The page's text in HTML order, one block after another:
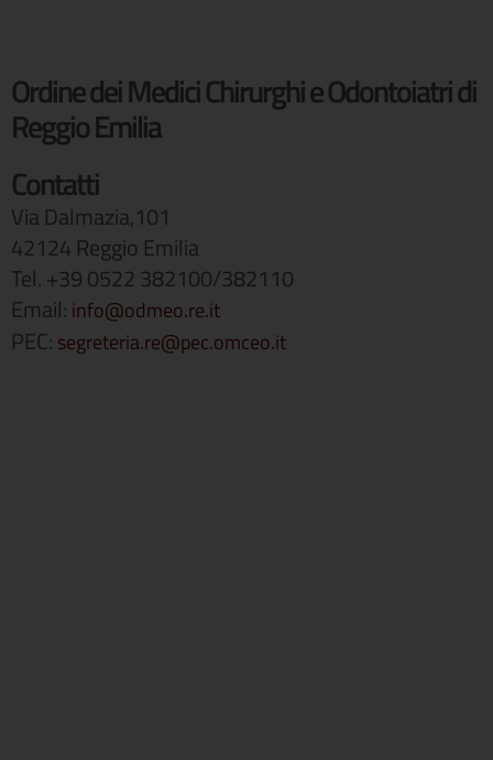
Ordine dei Medici Chirurghi e Odontoiatri di
Reggio Emilia
Contatti
Via Dalmazia,101
42124 Reggio Emilia
Tel. +39 0522 382100/382110
Email: info@odmeo.re.it
PEC: segreteria.re@pec.omceo.it